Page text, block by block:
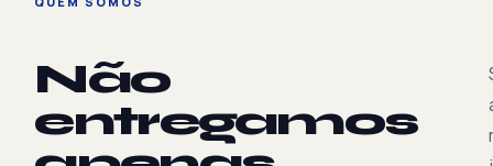
Não
entregamos